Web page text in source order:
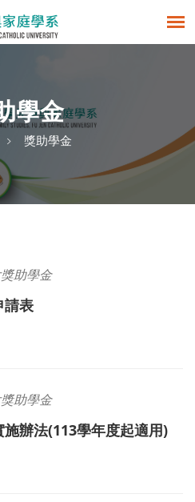
學金
獎助學金
助學金
請表
助學金
辦法(113學年度起適用)